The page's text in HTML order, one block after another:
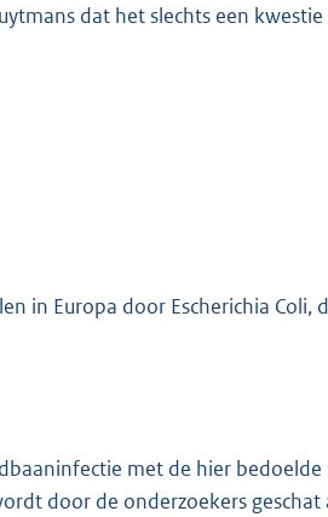
dat het slechts een
in Europa door Escherichia Coli,
met de hier bedoelde
door de onderzoekers geschat